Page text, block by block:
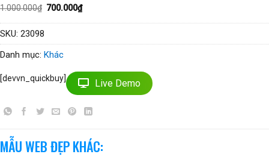
1.000.000₫ Giá
là:
700.000₫Giá
hiện
tại
SKU: 23098
Danh mục: Khác
[devvn_quickbuy] Live Demo
MẪU WEB ĐẸP KHÁC: